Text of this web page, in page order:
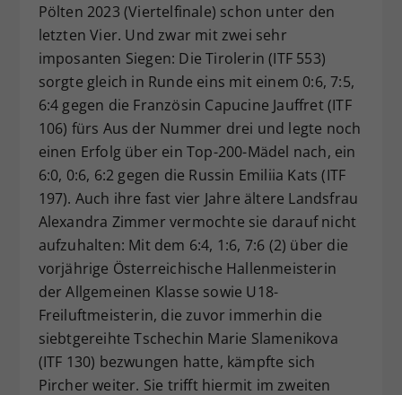
Pölten 2023 (Viertelfinale) schon unter den
letzten Vier. Und zwar mit zwei sehr
imposanten Siegen: Die Tirolerin (ITF 553)
sorgte gleich in Runde eins mit einem 0:6, 7:5,
6:4 gegen die Französin Capucine Jauffret (ITF
106) fürs Aus der Nummer drei und legte noch
einen Erfolg über ein Top-200-Mädel nach, ein
6:0, 0:6, 6:2 gegen die Russin Emiliia Kats (ITF
197). Auch ihre fast vier Jahre ältere Landsfrau
Alexandra Zimmer vermochte sie darauf nicht
aufzuhalten: Mit dem 6:4, 1:6, 7:6 (2) über die
vorjährige Österreichische Hallenmeisterin
der Allgemeinen Klasse sowie U18-
Freiluftmeisterin, die zuvor immerhin die
siebtgereihte Tschechin Marie Slamenikova
(ITF 130) bezwungen hatte, kämpfte sich
Pircher weiter. Sie trifft hiermit im zweiten